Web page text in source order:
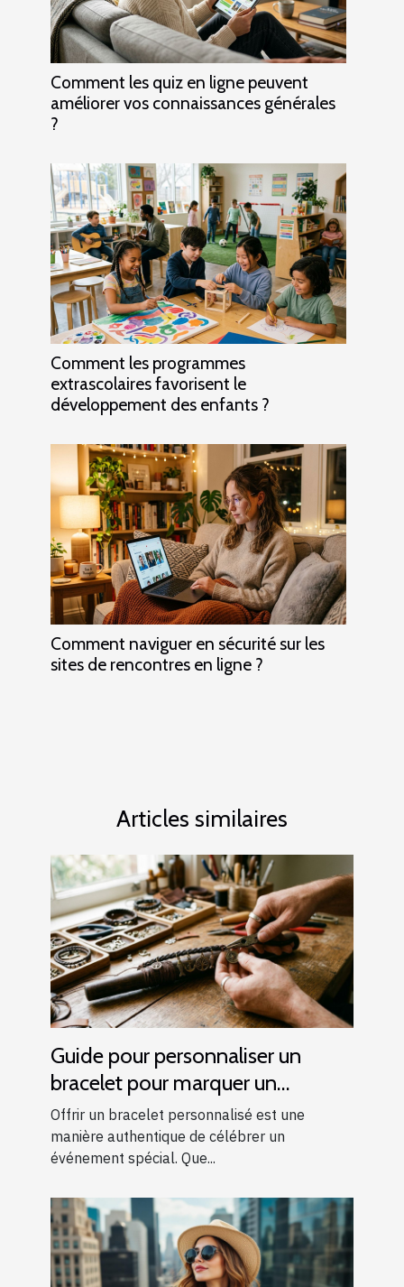
Comment les quiz en ligne peuvent
améliorer vos connaissances générales
?
Comment les programmes
extrascolaires favorisent le
développement des enfants ?
Comment naviguer en sécurité sur les
sites de rencontres en ligne ?
Articles similaires
Guide pour personnaliser un
bracelet pour marquer un
événement spécial
Offrir un bracelet personnalisé est une
manière authentique de célébrer un
événement spécial. Que...